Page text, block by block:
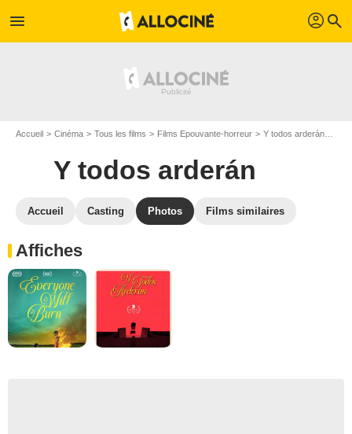
menu profil search
Accueil Cinéma Tous les films Films Epouvante-horreur Y todos arderán
Y todos arderán
Accueil Casting Photos Films similaires
Affiches